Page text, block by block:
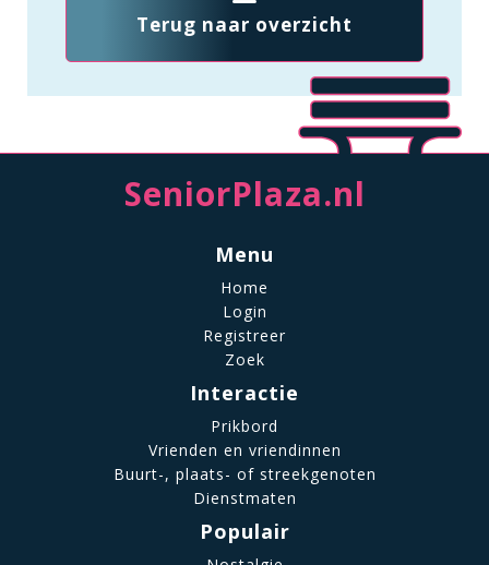
Terug naar overzicht
SeniorPlaza.nl
Menu
Home
Login
Registreer
Zoek
Interactie
Prikbord
Vrienden en vriendinnen
Buurt-, plaats- of streekgenoten
Dienstmaten
Populair